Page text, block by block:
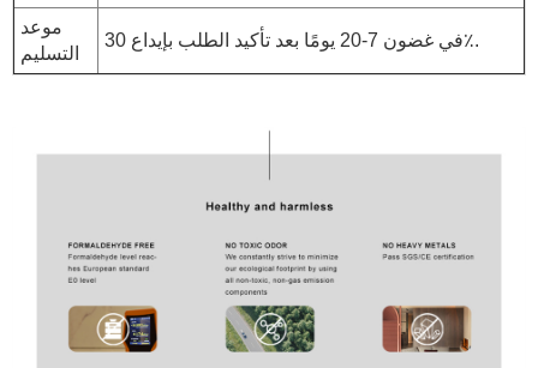
موعد
التسليم
في غضون 7-20 يومًا بعد تأكيد الطلب بإيداع 30٪.